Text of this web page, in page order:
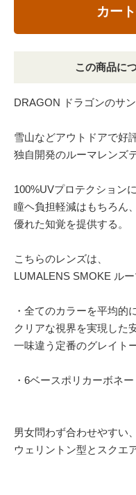
カー
この商品に
DRAGON ドラゴンのサ
雪山などアウトドアで好
独自開発のルーマレンズ
100%UVプロテクション
瞳ヘ負担軽減はもちろん、
優れた知覚を提供する。
こちらのレンズは、
LUMALENS SMOKE ル
・全てのカラーを平均的
クリアな視界を実現した
一味違う定番のグレイト
・6ベースポリカーボネ
男女問わず合わせやすい
ウェリントン型とスクエ